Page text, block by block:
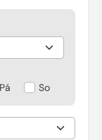
Pá So